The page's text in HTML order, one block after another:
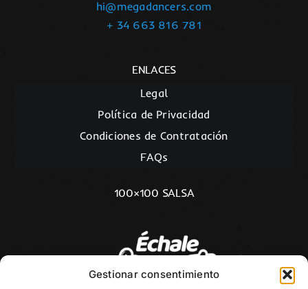
Gestionar consentimiento
hi@megadancers.com
+ 34 663 816 781
ENLACES
Legal
Política de Privacidad
Condiciones de Contratación
FAQs
100×100 SALSA